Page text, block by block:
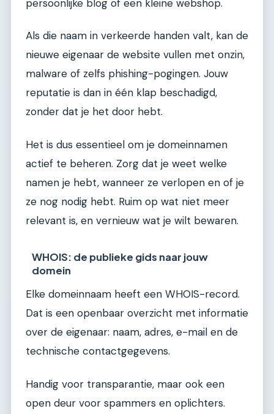
persoonlijke blog of een kleine webshop.
Als die naam in verkeerde handen valt, kan de
nieuwe eigenaar de website vullen met onzin,
malware of zelfs phishing-pogingen. Jouw
reputatie is dan in één klap beschadigd,
zonder dat je het door hebt.
Het is dus essentieel om je domeinnamen
actief te beheren. Zorg dat je weet welke
namen je hebt, wanneer ze verlopen en of je
ze nog nodig hebt. Ruim op wat niet meer
relevant is, en vernieuw wat je wilt bewaren.
WHOIS: de publieke gids naar jouw
domein
Elke domeinnaam heeft een WHOIS-record.
Dat is een openbaar overzicht met informatie
over de eigenaar: naam, adres, e-mail en de
technische contactgegevens.
Handig voor transparantie, maar ook een
open deur voor spammers en oplichters.